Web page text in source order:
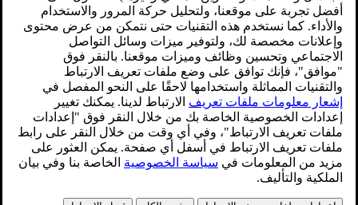
محدّث ١٦‏/٠٤‏/٢٠٢٥
قُم بتنشيط وضع الخدمة للماسحات بواسطة الإعدادات المعروضة
في شاشة العرض المركزية.